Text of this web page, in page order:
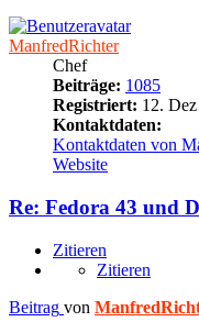
ManfredRichter
Chef
Beiträge: 1085
Registriert: 12.
Kontaktdaten:
Kontaktdaten von
Website
Re: Fedora 43 und
Zitieren
Zitieren
Beitrag von